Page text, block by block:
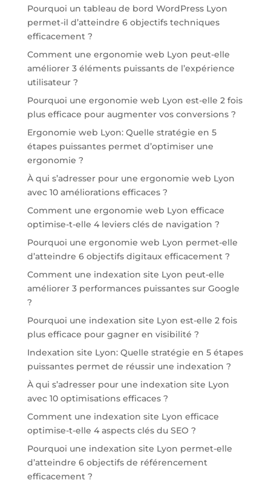
Pourquoi un tableau de bord WordPress Lyon
permet-il d’atteindre 6 objectifs techniques
efficacement ?
Comment une ergonomie web Lyon peut-elle
améliorer 3 éléments puissants de l’expérience
utilisateur ?
Pourquoi une ergonomie web Lyon est-elle 2 fois
plus efficace pour augmenter vos conversions ?
Ergonomie web Lyon: Quelle stratégie en 5
étapes puissantes permet d’optimiser une
ergonomie ?
À qui s’adresser pour une ergonomie web Lyon
avec 10 améliorations efficaces ?
Comment une ergonomie web Lyon efficace
optimise-t-elle 4 leviers clés de navigation ?
Pourquoi une ergonomie web Lyon permet-elle
d’atteindre 6 objectifs digitaux efficacement ?
Comment une indexation site Lyon peut-elle
améliorer 3 performances puissantes sur Google
?
Pourquoi une indexation site Lyon est-elle 2 fois
plus efficace pour gagner en visibilité ?
Indexation site Lyon: Quelle stratégie en 5 étapes
puissantes permet de réussir une indexation ?
À qui s’adresser pour une indexation site Lyon
avec 10 optimisations efficaces ?
Comment une indexation site Lyon efficace
optimise-t-elle 4 aspects clés du SEO ?
Pourquoi une indexation site Lyon permet-elle
d’atteindre 6 objectifs de référencement
efficacement ?